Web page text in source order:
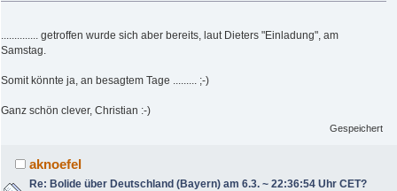
.............. getroffen wurde sich aber bereits, laut Dieters "Einladung", am
Samstag.
Somit könnte ja, an besagtem Tage ......... ;-)
Ganz schön clever, Christian :-)
Gespeichert
aknoefel
Re: Bolide über Deutschland (Bayern) am 6.3. ~ 22:36:54 Uhr CET?